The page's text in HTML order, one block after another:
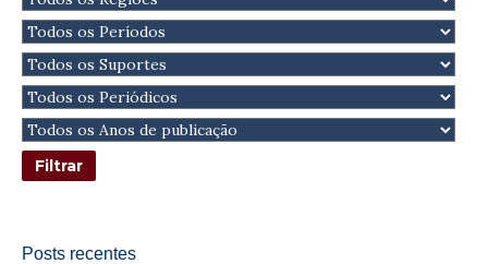
Posts recentes